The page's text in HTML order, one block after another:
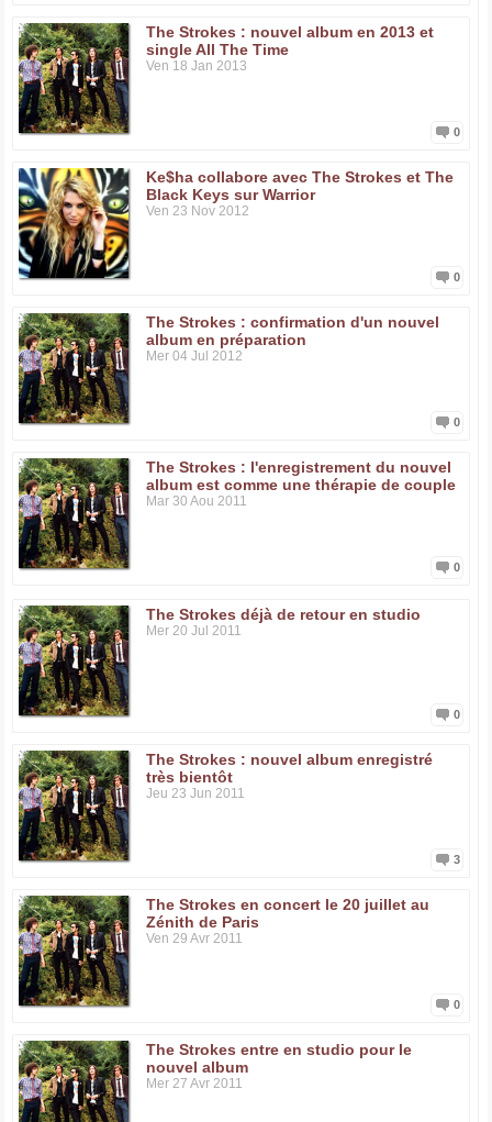
The Strokes : nouvel album en 2013 et
single All The Time
Ven 18 Jan 2013
0
Ke$ha collabore avec The Strokes et The
Black Keys sur Warrior
Ven 23 Nov 2012
0
The Strokes : confirmation d'un nouvel
album en préparation
Mer 04 Jul 2012
0
The Strokes : l'enregistrement du nouvel
album est comme une thérapie de couple
Mar 30 Aou 2011
0
The Strokes déjà de retour en studio
Mer 20 Jul 2011
0
The Strokes : nouvel album enregistré
très bientôt
Jeu 23 Jun 2011
3
The Strokes en concert le 20 juillet au
Zénith de Paris
Ven 29 Avr 2011
0
The Strokes entre en studio pour le
nouvel album
Mer 27 Avr 2011